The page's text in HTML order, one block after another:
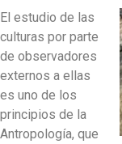
El estudio de las
culturas por parte
de observadores
externos a ellas
es uno de los
principios de la
Antropología, que